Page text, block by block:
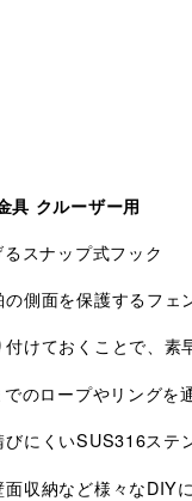
具 クルーザー用
スナップ式フック
側面を保護するフ
けておくことで、素
のロープやリングを
にくいSUS316ステ
収納など様々なDIY